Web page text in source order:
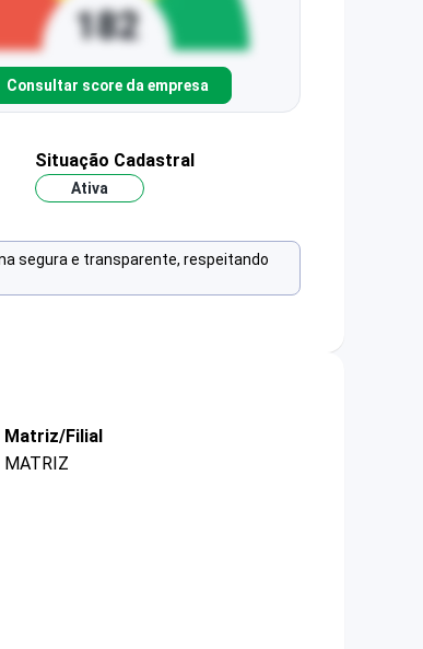
Consultar score da empresa
Situação Cadastral
Ativa
segura e transparente, respeitando
Matriz/Filial
MATRIZ